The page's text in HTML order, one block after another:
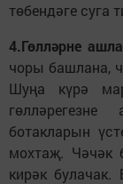
төбендәге суга
4.Гөлләрне
чоры башлана,
Шуңа күрә
ботакларын
мохтаҗ. Чәчәк
кирәк